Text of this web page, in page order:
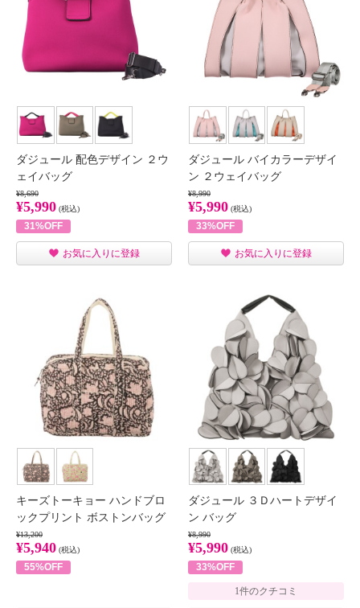
ダジュール 配色デザイン ２ウ
ェイバッグ
¥8,690
¥5,990 (税込)
31%OFF
お気に入りに登録
ダジュール バイカラーデザイ
ン ２ウェイバッグ
¥8,990
¥5,990 (税込)
33%OFF
お気に入りに登録
キーズトーキョー ハンドブロ
ックプリント ボストンバッグ
¥13,200
¥5,940 (税込)
55%OFF
ダジュール ３Ｄハートデザイ
ン バッグ
¥8,990
¥5,990 (税込)
33%OFF
1件のクチコミ